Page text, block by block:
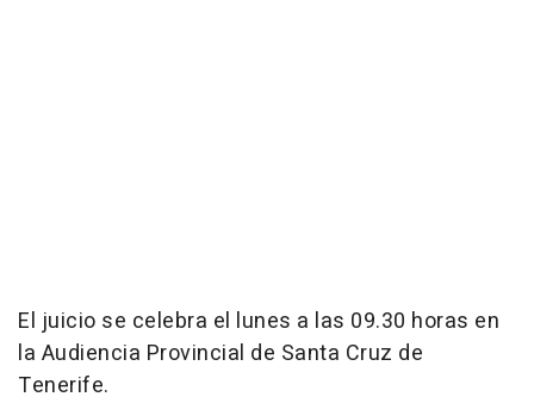
El juicio se celebra el lunes a las 09.30 horas en
la Audiencia Provincial de Santa Cruz de
Tenerife.